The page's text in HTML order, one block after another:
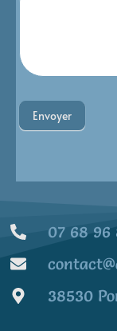
Envoyer
07 68 96
38530